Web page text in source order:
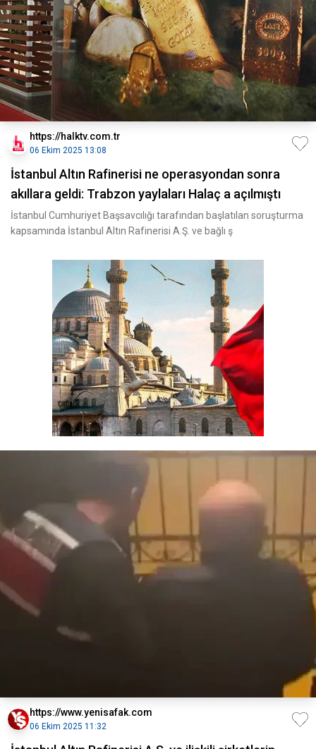
https://halktv.com.tr
06 Ekim 2025 13:08
İstanbul Altın Rafinerisi ne operasyondan sonra
akıllara geldi: Trabzon yaylaları Halaç a açılmıştı
İstanbul Cumhuriyet Başsavcılığı tarafından başlatılan soruşturma
kapsamında İstanbul Altın Rafinerisi A.Ş. ve bağlı ş
https://www.yenisafak.com
06 Ekim 2025 11:32